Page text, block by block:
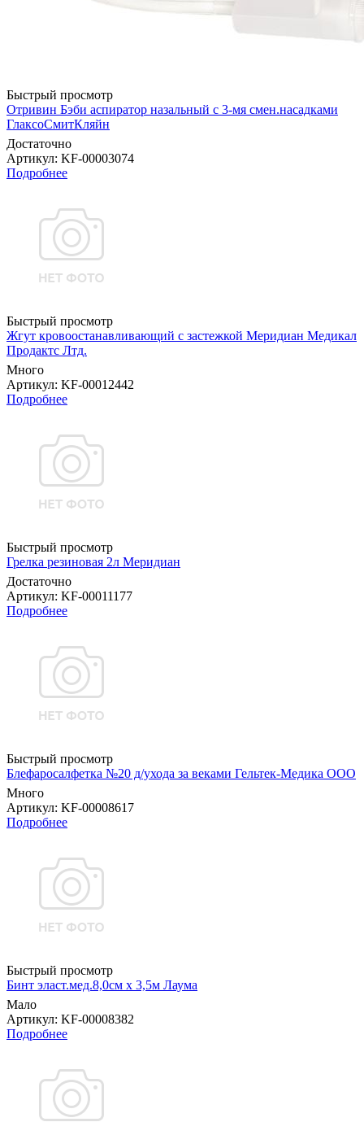
Быстрый просмотр
Отривин Бэби аспиратор назальный с 3-мя смен.насадками
ГлаксоСмитКляйн
Достаточно
Артикул: KF-00003074
Подробнее
Быстрый просмотр
Жгут кровоостанавливающий с застежкой Меридиан Медикал
Продактс Лтд.
Много
Артикул: KF-00012442
Подробнее
Быстрый просмотр
Грелка резиновая 2л Меридиан
Достаточно
Артикул: KF-00011177
Подробнее
Быстрый просмотр
Блефаросалфетка №20 д/ухода за веками Гельтек-Медика ООО
Много
Артикул: KF-00008617
Подробнее
Быстрый просмотр
Бинт эласт.мед.8,0см х 3,5м Лаума
Мало
Артикул: KF-00008382
Подробнее